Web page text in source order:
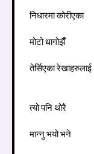
निधारमा कोरीएका
मोटो धागोझैँ
तेर्सिएका रेखाहरुलाई
त्यो पनि थोरै
मान्नु भयो भने